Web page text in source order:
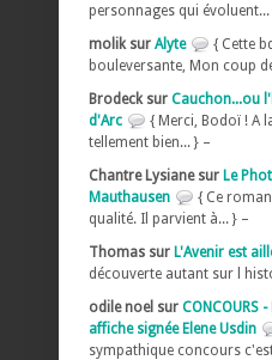
personnages qui évoluent...
molik sur Alyte
{ Cette
bouleversante, Mon coup
Brodeck sur Cauchon...ou
d'Arc
{ Merci, Bodoï ! A
tellement bien... } –
Chantre Lysiane sur Le
Mauthausen
{ Ce
qualité. Il parvient à... } –
Thomas sur L'Avenir est
découverte autant sur l
odile noel sur CONCOURS
affiche signée Elene Usdin
sympathique concours